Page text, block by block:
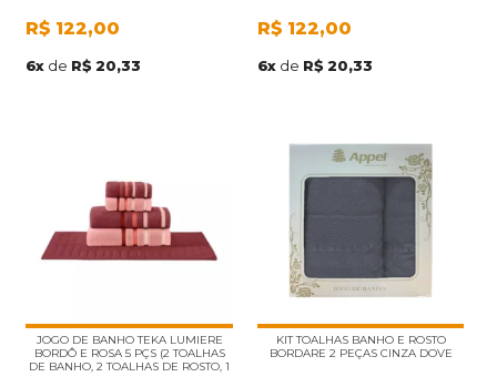
R$ 122,00
6x de R$ 20,33
R$ 122,00
6x de R$ 20,33
JOGO DE BANHO TEKA LUMIERE
BORDÔ E ROSA 5 PÇS (2 TOALHAS
DE BANHO, 2 TOALHAS DE ROSTO, 1
KIT TOALHAS BANHO E ROSTO
BORDARE 2 PEÇAS CINZA DOVE